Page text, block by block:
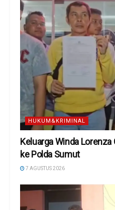
HUKUM&KRIMINAL
Keluarga Winda
ke Polda Sumut
7 AGUSTUS 2026